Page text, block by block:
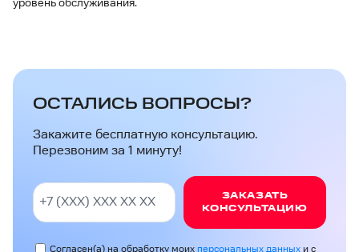
уровень обслуживания.
ОСТАЛИСЬ ВОПРОСЫ?
Закажите бесплатную консультацию.
Перезвоним за 1 минуту!
ЗАКАЗАТЬ
КОНСУЛЬТАЦИЮ
Согласен(а) на обработку моих персональных данных и с